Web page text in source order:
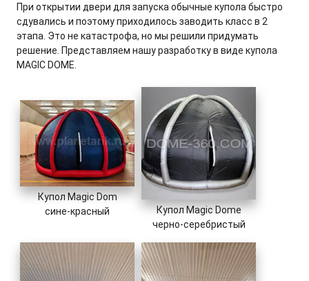
При открытии двери для запуска обычные купола быстро
сдувались и поэтому приходилось заводить класс в 2
этапа. Это не катастрофа, но мы решили придумать
решение. Представляем нашу разработку в виде купола
MAGIC DOME.
Купол Magic Dom
сине-красный
Купол Magic Dome
черно-серебристый